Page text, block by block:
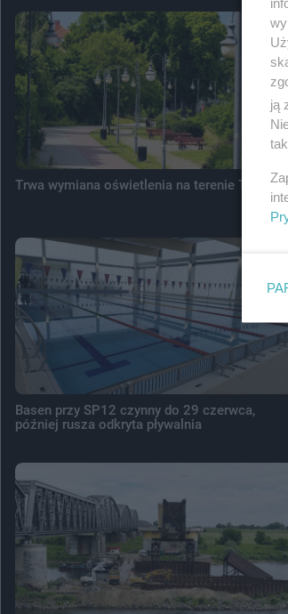
Trwa wymiana oświetlenia na terenie Tczewa
Basen przy SP12 czynny do 29 czerwca,
później rusza odkryta pływalnia
ją